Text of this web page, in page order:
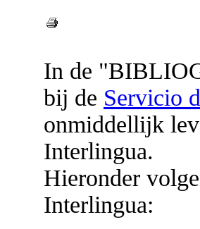
In de
bij de Servicio
onmiddellijk
Interlingua.
Hieronder
Interlingua: